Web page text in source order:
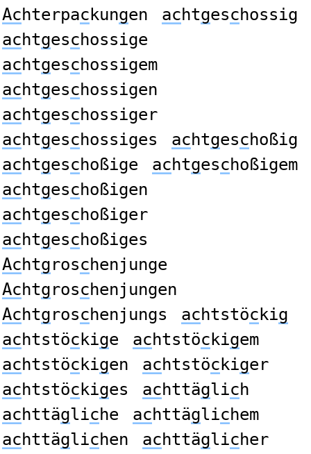
Achterpac kungen achtgeschossig
achtgeschossige
achtgeschossigem
achtgeschossigen
achtgeschossiger
achtgeschossiges achtgeschoßig
achtgeschoßige achtgeschoßigem
achtgeschoßigen
achtgeschoßiger
achtgeschoßiges
Achtgroschenjunge
Achtgroschenjungen
Achtgroschenjungs achtstöc kig
achtstöc kige achtstöc kigem
achtstöc kigen achtstöc kiger
achtstöc kiges achttäglich
achttägliche achttäglichem
achttäglichen achttäglicher